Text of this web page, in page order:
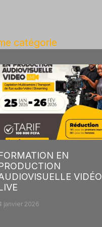
catégorie
EN
VIDÉO
janvier 2026